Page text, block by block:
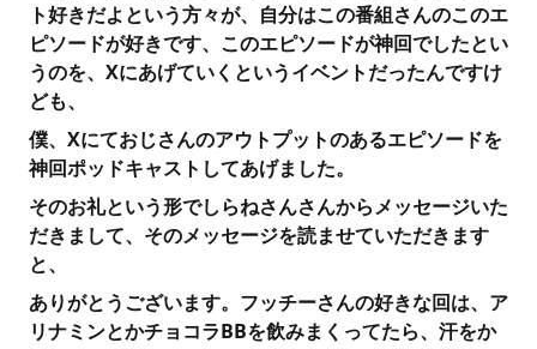
ト好きだよという方々が、自分はこの番組さんのこのエ
ピソードが好きです、このエピソードが神回でしたとい
うのを、Xにあげていくというイベントだったんですけ
ども、
僕、Xにておじさんのアウトプットのあるエピソードを
神回ポッドキャストしてあげました。
そのお礼という形でしらねさんさんからメッセージいた
だきまして、そのメッセージを読ませていただきます
と、
ありがとうございます。フッチーさんの好きな回は、ア
リナミンとかチョコラBBを飲みまくってたら、汗をか